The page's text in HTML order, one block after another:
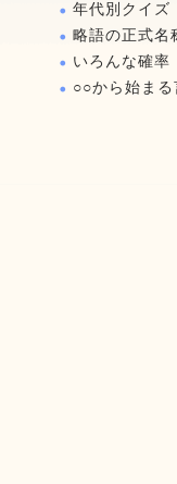
年代別クイズ
略語の正式名
いろんな確率
○○から始まる